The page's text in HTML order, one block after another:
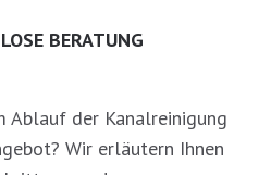
BERATUNG
Ablauf der Kanalreinigung
Wir erläutern Ihnen